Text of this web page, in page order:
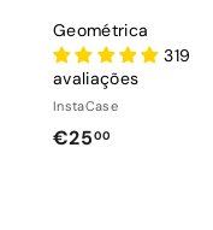
Geométrica
319
avaliações
InstaCase
€2500